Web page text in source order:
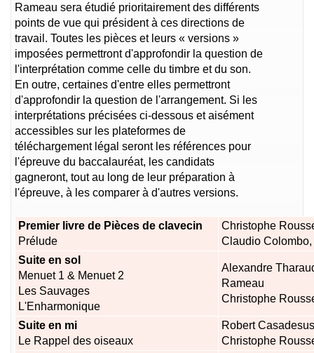
Rameau sera étudié prioritairement des différents
points de vue qui président à ces directions de
travail. Toutes les pièces et leurs « versions »
imposées permettront d'approfondir la question de
l'interprétation comme celle du timbre et du son.
En outre, certaines d'entre elles permettront
d'approfondir la question de l'arrangement. Si les
interprétations précisées ci-dessous et aisément
accessibles sur les plateformes de
téléchargement légal seront les références pour
l'épreuve du baccalauréat, les candidats
gagneront, tout au long de leur préparation à
l'épreuve, à les comparer à d'autres versions.
Premier livre de Pièces de clavecin
Prélude
Christophe
Claudio
Suite en sol
Menuet 1 & Menuet 2
Les Sauvages
L'Enharmonique
Alexandre
Rameau
Christophe
Suite en mi
Le Rappel des oiseaux
Robert
Christophe